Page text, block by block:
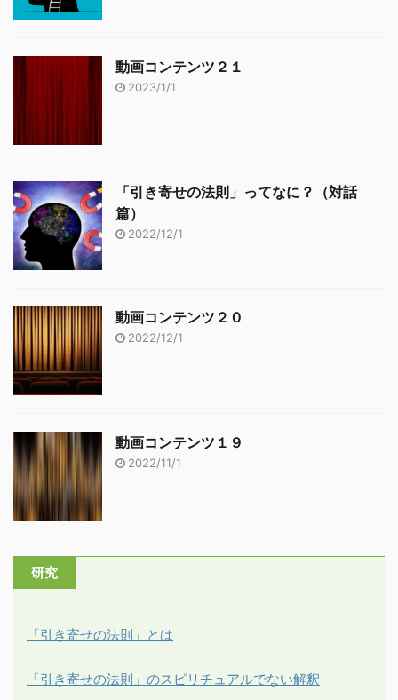
動画コンテンツ２１
2023/1/1
「引き寄せの法則」ってなに？（対話
篇）
2022/12/1
動画コンテンツ２０
2022/12/1
動画コンテンツ１９
2022/11/1
研究
「引き寄せの法則」とは
「引き寄せの法則」のスピリチュアルでない解釈